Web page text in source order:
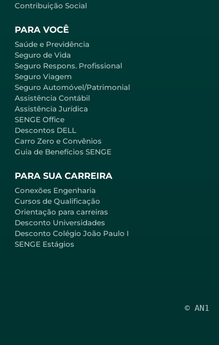
PARA VOCÊ
Saúde e Previdência
Seguro de Vida
Seguro Respons. Profissional
Seguro Viagem
Seguro Automóvel/Patrimonial
Assistência Contábil
Assistência Jurídica
SENGE Office
Descontos DELL
Carro Zero e Convênios
Guia de Benefícios SENGE
PARA SUA CARREIRA
Conexões Engenharia
Cursos de Qualificação
Orientação para carreiras
Desconto Universidades
Desconto Colégio João Paulo I
SENGE Estágios
Contribuição Social
© AN1